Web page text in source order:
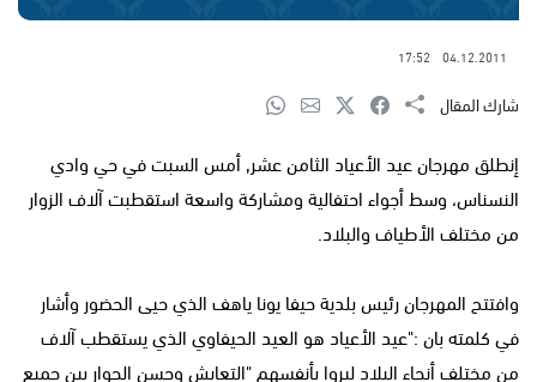
04.12.2011
17:52
شارك المقال
إنطلق مهرجان عيد الأعياد الثامن عشر, أمس السبت في حي وادي
النسناس، وسط أجواء احتفالية ومشاركة واسعة استقطبت آلاف الزوار
من مختلف الأطياف والبلاد.
وافتتح المهرجان رئيس بلدية حيفا يونا ياهف الذي حيى الحضور وأشار
في كلمته بان :"عيد الأعياد هو العيد الحيفاوي الذي يستقطب آلاف
من مختلف أنحاء البلاد ليروا بأنفسهم "التعايش وحسن الجوار بين جميع